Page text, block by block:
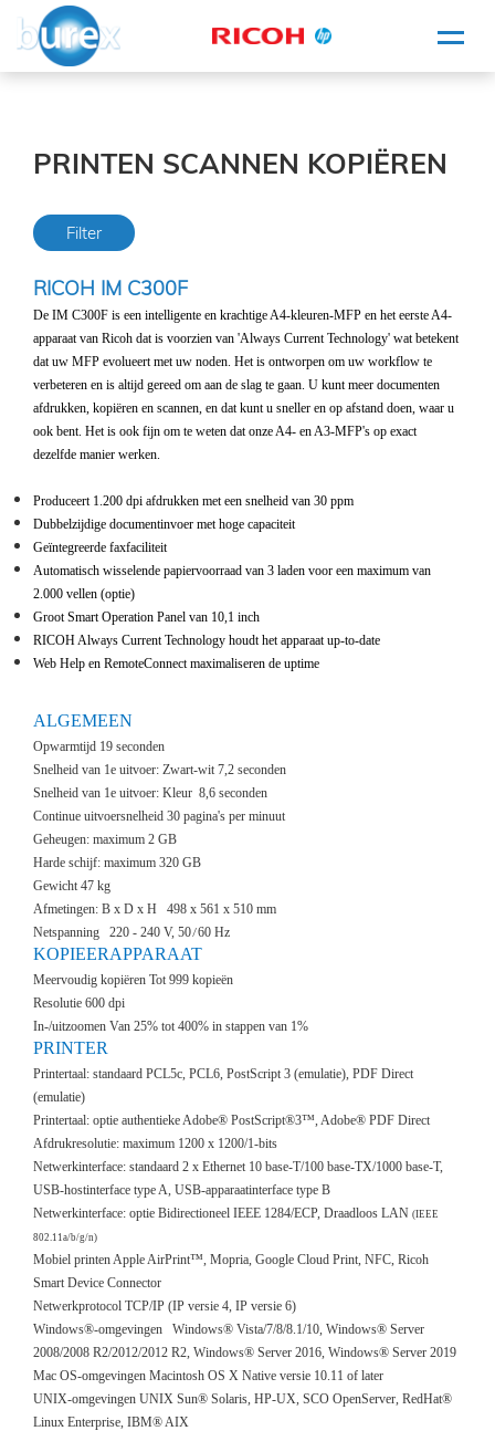
-
PRINTEN SCANNEN KOPIËREN
Filter
RICOH IM C300F
De IM C300F is een intelligente en krachtige A4-kleuren-MFP en het eerste A4-
apparaat van Ricoh dat is voorzien van 'Always Current Technology' wat betekent
dat uw MFP evolueert met uw noden. Het is ontworpen om uw workflow te
verbeteren en is altijd gereed om aan de slag te gaan. U kunt meer documenten
afdrukken, kopiëren en scannen, en dat kunt u sneller en op afstand doen, waar u
ook bent. Het is ook fijn om te weten dat onze A4- en A3-MFP's op exact
dezelfde manier werken.
Produceert 1.200 dpi afdrukken met een snelheid van 30 ppm
Dubbelzijdige documentinvoer met hoge capaciteit
Geïntegreerde faxfaciliteit
Automatisch wisselende papiervoorraad van 3 laden voor een maximum van
2.000 vellen (optie)
Groot Smart Operation Panel van 10,1 inch
RICOH Always Current Technology houdt het apparaat up-to-date
Web Help en RemoteConnect maximaliseren de uptime
ALGEMEEN
Opwarmtijd 19 seconden
Snelheid van 1e uitvoer: Zwart-wit 7,2 seconden
Snelheid van 1e uitvoer: Kleur 8,6 seconden
Continue uitvoersnelheid 30 pagina's per minuut
Geheugen: maximum 2 GB
Harde schijf: maximum 320 GB
Gewicht 47 kg
Afmetingen: B x D x H 498 x 561 x 510 mm
Netspanning 220 - 240 V, 5060 Hz
KOPIEERAPPARAAT
Meervoudig kopiëren Tot 999 kopieën
Resolutie 600 dpi
In-/uitzoomen Van 25% tot 400% in stappen van 1%
PRINTER
Printertaal: standaard PCL5c, PCL6, PostScript 3 (emulatie), PDF Direct
(emulatie)
Printertaal: optie authentieke Adobe® PostScript®3™, Adobe® PDF Direct
Afdrukresolutie: maximum 1200 x 1200/1-bits
Netwerkinterface: standaard 2 x Ethernet 10 base-T/100 base-TX/1000 base-T,
USB-hostinterface type A, USB-apparaatinterface type B
Netwerkinterface: optie Bidirectioneel IEEE 1284/ECP, Draadloos LAN (IEEE
802.11a/b/g/n)
Mobiel printen Apple AirPrint™, Mopria, Google Cloud Print, NFC, Ricoh
Smart Device Connector
Netwerkprotocol TCP/IP (IP versie 4, IP versie 6)
Windows®-omgevingen Windows® Vista/7/8/8.1/10, Windows® Server
2008/2008 R2/2012/2012 R2, Windows® Server 2016, Windows® Server 2019
Mac OS-omgevingen Macintosh OS X Native versie 10.11 of later
UNIX-omgevingen UNIX Sun® Solaris, HP-UX, SCO OpenServer, RedHat®
Linux Enterprise, IBM® AIX